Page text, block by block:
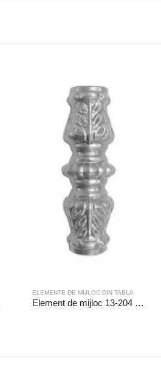
ELEMENTE DE MIJLOC DIN TABLA
Element de mijloc 13-204 Gaura (mm): ◻14.5